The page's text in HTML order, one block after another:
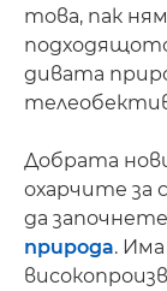
това, пак
дивата
Добрата
охарчите за
да
природа.